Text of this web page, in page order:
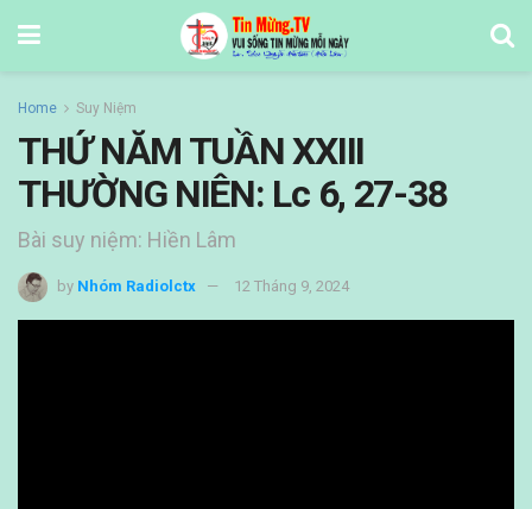
Home Suy Niệm
THỨ NĂM TUẦN XXIII
THƯỜNG NIÊN: Lc 6, 27-38
Bài suy niệm: Hiền Lâm
by Nhóm Radiolctx 12 Tháng 9, 2024